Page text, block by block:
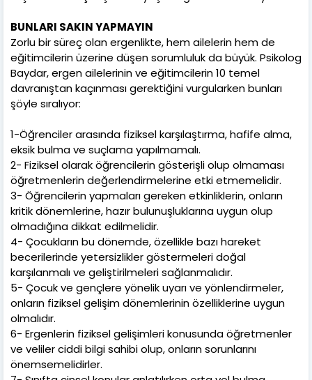
BUNLARI SAKIN YAPMAYIN
Zorlu bir süreç olan ergenlikte, hem ailelerin hem de
eğitimcilerin üzerine düşen sorumluluk da büyük. Psikolog
Baydar, ergen ailelerinin ve eğitimcilerin 10 temel
davranıştan kaçınması gerektiğini vurgularken bunları
şöyle sıralıyor:
1-Öğrenciler arasında fiziksel karşılaştırma, hafife alma,
eksik bulma ve suçlama yapılmamalı.
2- Fiziksel olarak öğrencilerin gösterişli olup olmaması
öğretmenlerin değerlendirmelerine etki etmemelidir.
3- Öğrencilerin yapmaları gereken etkinliklerin, onların
kritik dönemlerine, hazır bulunuşluklarına uygun olup
olmadığına dikkat edilmelidir.
4- Çocukların bu dönemde, özellikle bazı hareket
becerilerinde yetersizlikler göstermeleri doğal
karşılanmalı ve geliştirilmeleri sağlanmalıdır.
5- Çocuk ve gençlere yönelik uyarı ve yönlendirmeler,
onların fiziksel gelişim dönemlerinin özelliklerine uygun
olmalıdır.
6- Ergenlerin fiziksel gelişimleri konusunda öğretmenler
ve veliler ciddi bilgi sahibi olup, onların sorunlarını
önemsemelidirler.